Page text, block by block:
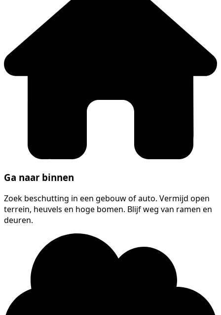
Ga naar binnen
Zoek beschutting in een gebouw of auto. Vermijd open
terrein, heuvels en hoge bomen. Blijf weg van ramen en
deuren.